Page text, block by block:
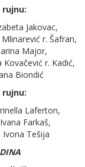
rujnu:
Jakovac,
r. Šafran,
Major,
Kovačević r. Kadić,
Biondić
rujnu:
Laferton,
Farkaš,
Ivona Tešija